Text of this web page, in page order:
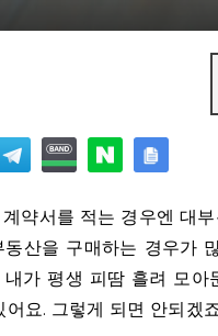
약서를 적는 경우엔 대
산을 구매하는 경우가
내가 평생 피땀 흘려 모
어요. 그렇게 되면 안되겠